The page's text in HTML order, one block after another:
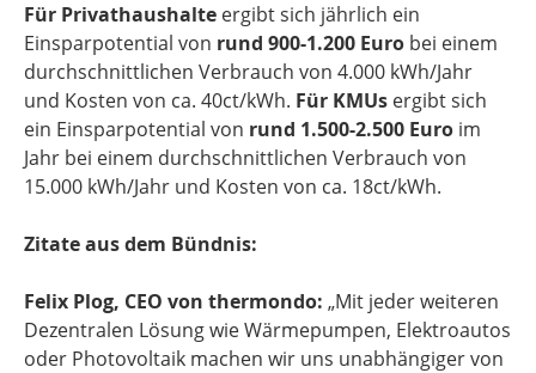
Für Privathaushalte ergibt sich jährlich ein
Einsparpotential von rund 900-1.200 Euro bei einem
durchschnittlichen Verbrauch von 4.000 kWh/Jahr
und Kosten von ca. 40ct/kWh. Für KMUs ergibt sich
ein Einsparpotential von rund 1.500-2.500 Euro im
Jahr bei einem durchschnittlichen Verbrauch von
15.000 kWh/Jahr und Kosten von ca. 18ct/kWh.
Zitate aus dem Bündnis:
Felix Plog, CEO von thermondo: „Mit jeder weiteren
Dezentralen Lösung wie Wärmepumpen, Elektroautos
oder Photovoltaik machen wir uns unabhängiger von